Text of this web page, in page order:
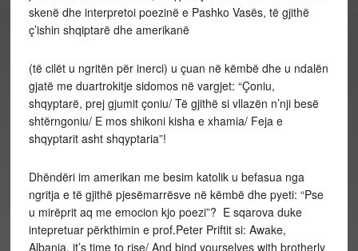
skenë dhe interpretoi poezinë e Pashko Vasës, të gjithë
ç’ishin shqiptarë dhe amerikanë
(të cilët u ngritën për inerci) u çuan në këmbë dhe u ndalën
gjatë me duartrokitje sidomos në vargjet: “Çoniu,
shqyptarë, prej gjumit çoniu/ Të gjithë si vllazën n’nji besë
shtërngoniu/ E mos shikoni kisha e xhamia/ Feja e
shqyptarit asht shqyptaria”!
Dhëndëri im amerikan me besim katolik u befasua nga
ngritja e të gjithë pjesëmarrësve në këmbë dhe pyeti: “Pse
u mirëprit aq me emocion kjo poezi”? E sqarova duke
intepretuar përkthimin e prof.Peter Priftit si: Awake,
Albania, it’s time to rise/ And bind yourselves with brotherly